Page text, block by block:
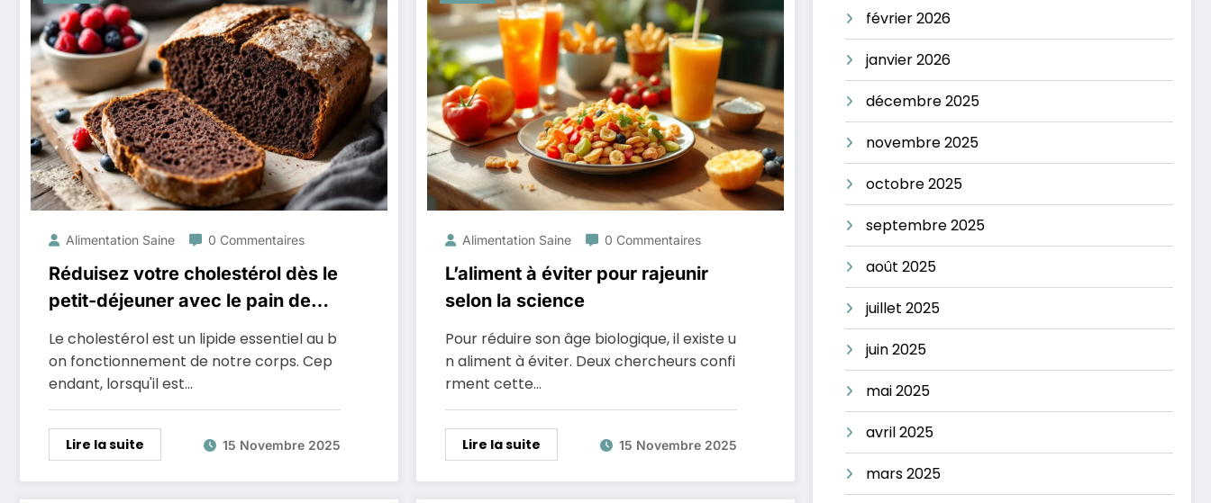
Alimentation Saine 0 Commentaires
Réduisez votre cholestérol dès le
petit-déjeuner avec le pain de
seigle
Le cholestérol est un lipide essentiel au b
on fonctionnement de notre corps. Cep
endant, lorsqu'il est…
Lire la suite 15 Novembre 2025
Alimentation Saine 0 Commentaires
L’aliment à éviter pour rajeunir
selon la science
Pour réduire son âge biologique, il existe u
n aliment à éviter. Deux chercheurs confi
rment cette…
Lire la suite 15 Novembre 2025
février 2026
janvier 2026
décembre 2025
novembre 2025
octobre 2025
septembre 2025
août 2025
juillet 2025
juin 2025
mai 2025
avril 2025
mars 2025